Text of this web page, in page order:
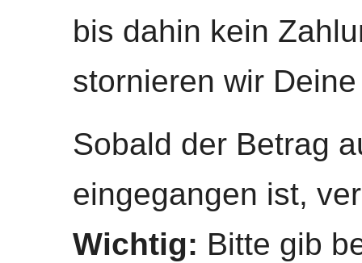
bis dahin kein
stornieren wir
Sobald der Betrag
eingegangen ist,
Wichtig: Bitte gib